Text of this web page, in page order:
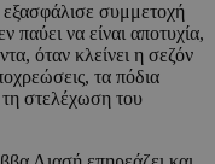
συμμετοχή
να είναι αποτυχία,
όταν κλείνει η σεζόν
τα πόδια
στελέχωση του